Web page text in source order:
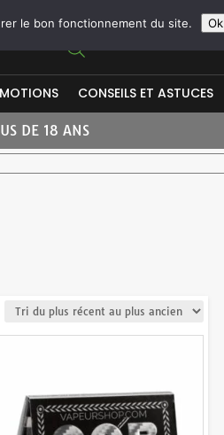
CONSEILS ET ASTUCES
DE 18 ANS
le bon fonctionnement du site. Ok